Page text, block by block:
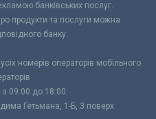
банківських послуг.
продукти та послуги можна
банку.
номерів операторів мобільного
з 09:00 до 18:00
Гетьмана, 1-Б, 3 поверх